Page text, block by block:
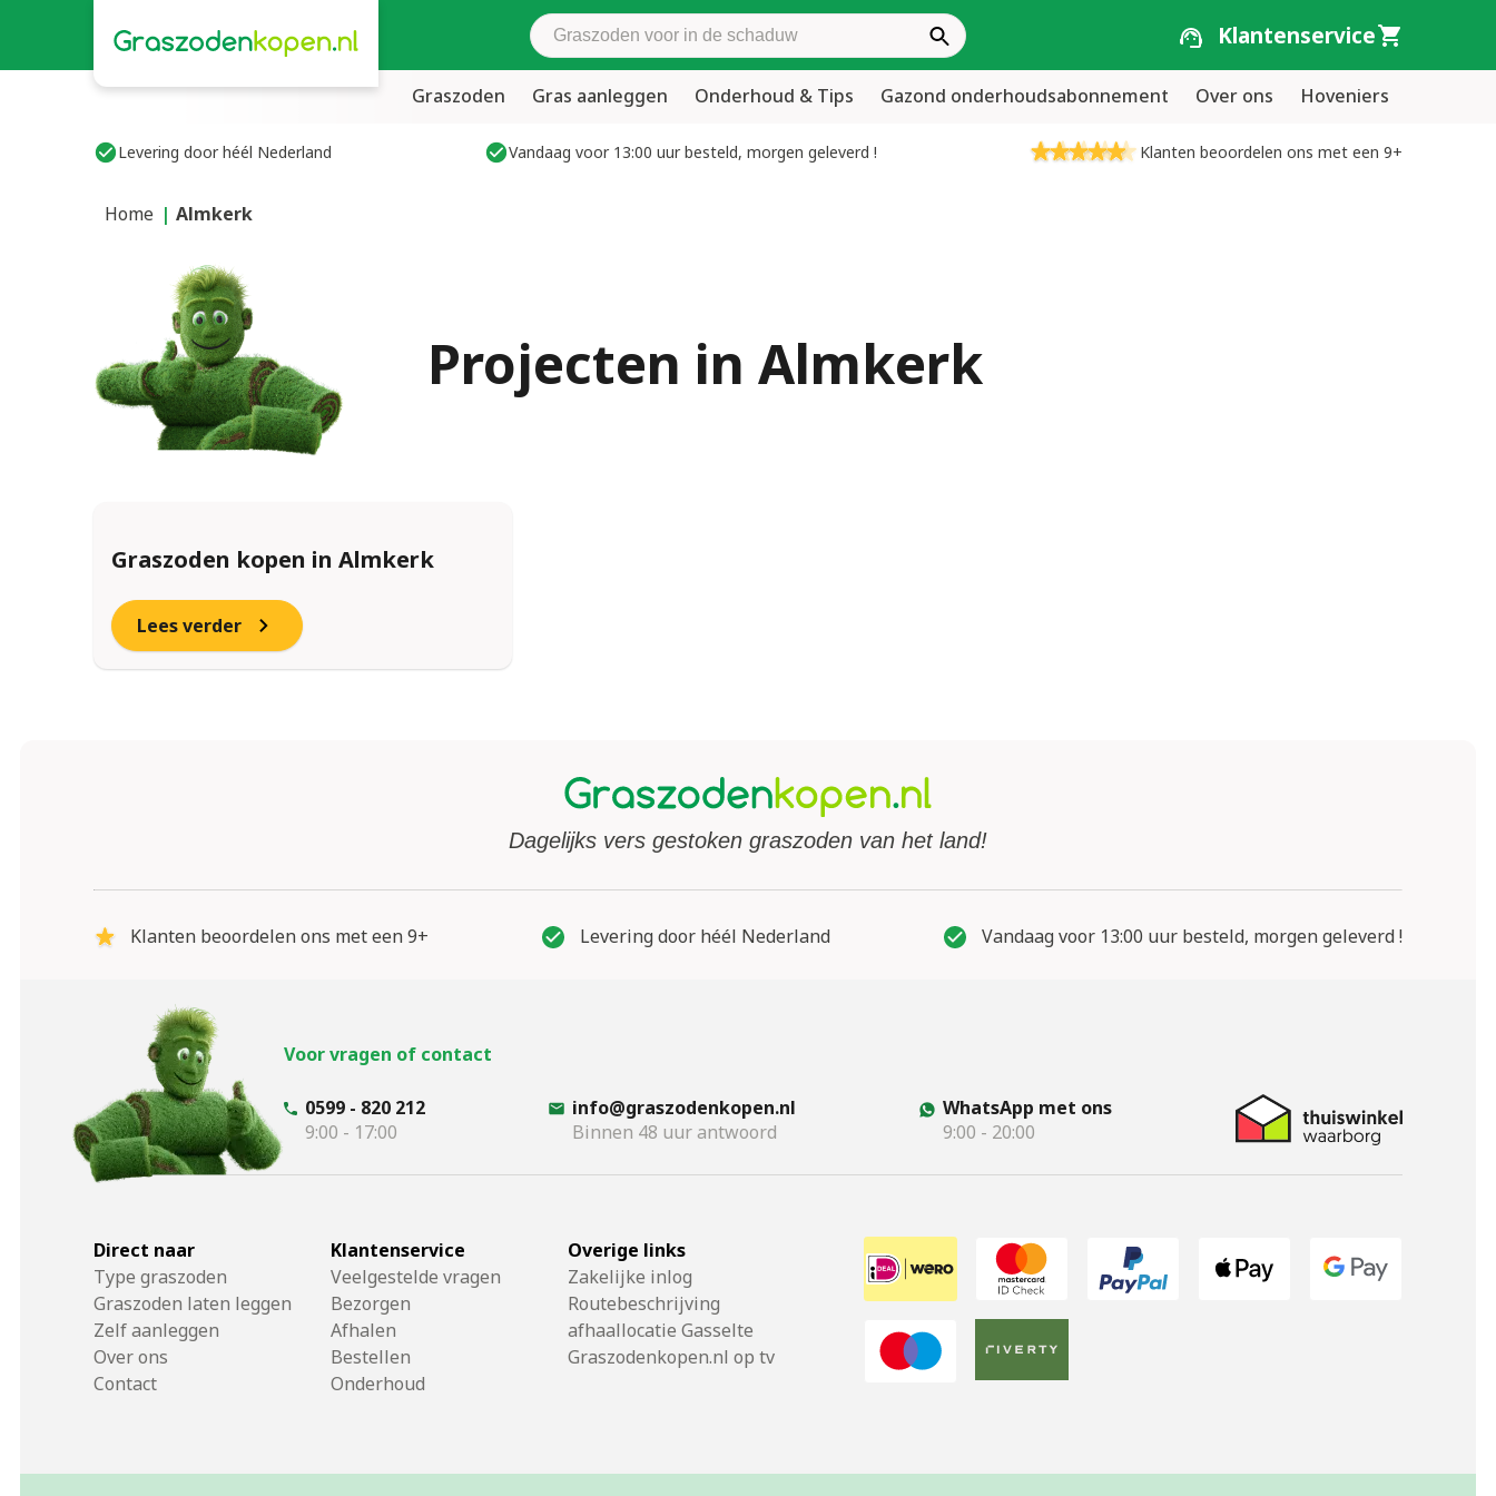
Zoek graszoden Klantenservice
Graszoden Gras aanleggen Onderhoud & Tips Gazond onderhoudsabonnement Over ons Hoveniers
Levering door héél Nederland Vandaag voor 13:00 uur besteld, morgen geleverd ! Klanten beoordelen ons met een 9+
Home Almkerk
Projecten in Almkerk
Graszoden kopen in Almkerk
Lees verder
Dagelijks vers gestoken graszoden van het land!
Klanten beoordelen ons met een 9+ Levering door héél Nederland Vandaag voor 13:00 uur besteld, morgen geleverd !
Voor vragen of contact
0599 - 820 212
9:00 - 17:00
info@graszodenkopen.nl
Binnen 48 uur antwoord
WhatsApp met ons
9:00 - 20:00
Direct naar
Type graszoden
Graszoden laten leggen
Zelf aanleggen
Over ons
Contact
Klantenservice
Veelgestelde vragen
Bezorgen
Afhalen
Bestellen
Onderhoud
Overige links
Zakelijke inlog
Routebeschrijving
afhaallocatie Gasselte
Graszodenkopen.nl op tv